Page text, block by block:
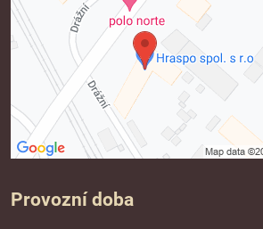
Provozní doba